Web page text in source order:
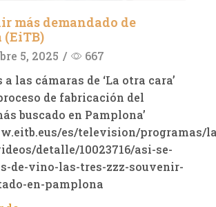
más demandado de
(EiTB)
5, 2025 /
667
las cámaras de ‘La otra cara’
de fabricación del
buscado en Pamplona’
es/television/programas/
detalle/10023716/asi-se-
de-vino-las-tres-zzz-souvenir-
en-pamplona